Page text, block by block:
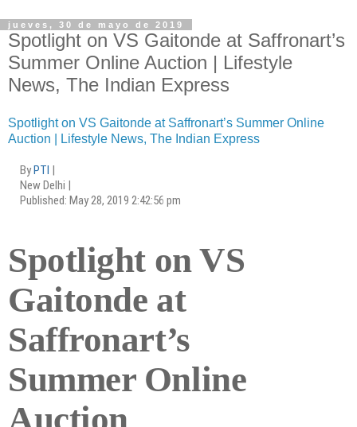
jueves, 30 de mayo de 2019
Spotlight on VS Gaitonde at Saffronart’s
Summer Online Auction | Lifestyle
News, The Indian Express
Spotlight on VS Gaitonde at Saffronart’s Summer Online
Auction | Lifestyle News, The Indian Express
ByPTI |
New Delhi |
Published: May 28, 2019 2:42:56 pm
Spotlight on VS
Gaitonde at
Saffronart’s
Summer Online
Auction